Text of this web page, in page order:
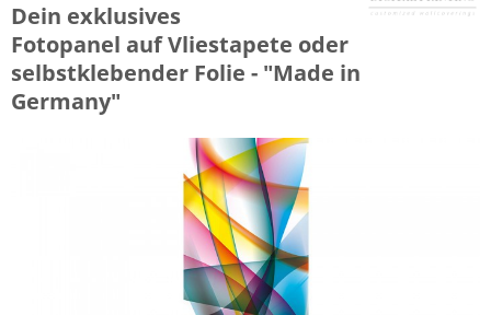
Dein exklusives
Fotopanel auf Vliestapete oder
selbstklebender Folie - "Made in
Germany"